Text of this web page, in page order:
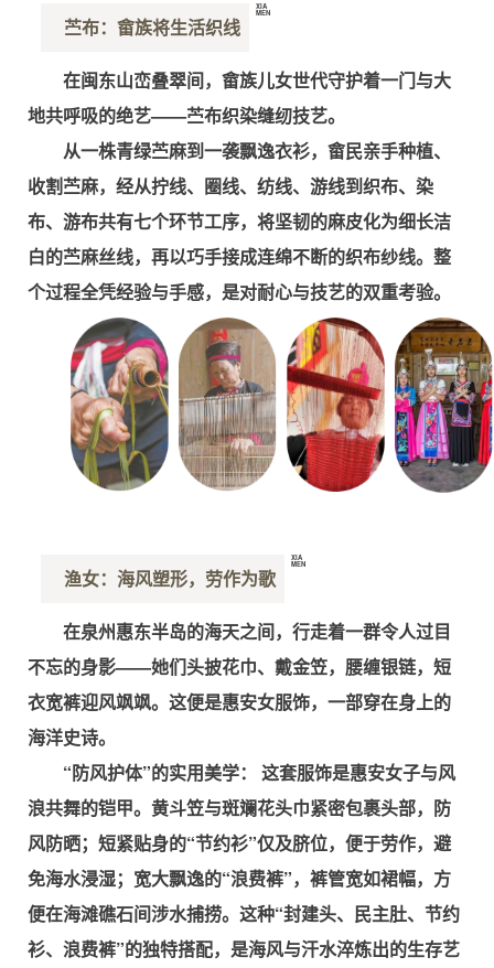
苎布：畲族将生活织线
XIA
MEN
在闽东山峦叠翠间，畲族儿女世代守护着一门与大
地共呼吸的绝艺——苎布织染缝纫技艺。
从一株青绿苎麻到一袭飘逸衣衫，畲民亲手种植、
收割苎麻，经从拧线、圈线、纺线、游线到织布、染
布、游布共有七个环节工序，将坚韧的麻皮化为细长洁
白的苎麻丝线，再以巧手接成连绵不断的织布纱线。整
个过程全凭经验与手感，是对耐心与技艺的双重考验。
渔女：海风塑形，劳作为歌
XIA
MEN
在泉州惠东半岛的海天之间，行走着一群令人过目
不忘的身影——她们头披花巾、戴金笠，腰缠银链，短
衣宽裤迎风飒飒。这便是惠安女服饰，一部穿在身上的
海洋史诗。
“防风护体”的实用美学： 这套服饰是惠安女子与风
浪共舞的铠甲。黄斗笠与斑斓花头巾紧密包裹头部，防
风防晒；短紧贴身的“节约衫”仅及脐位，便于劳作，避
免海水浸湿；宽大飘逸的“浪费裤”，裤管宽如裙幅，方
便在海滩礁石间涉水捕捞。这种“封建头、民主肚、节约
衫、浪费裤”的独特搭配，是海风与汗水淬炼出的生存艺